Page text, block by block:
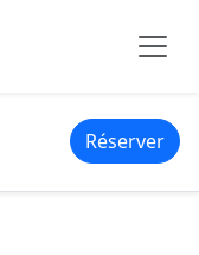
Réserver
de vin au coucher